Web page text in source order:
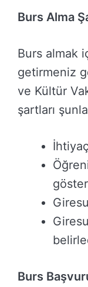
Burs Alma
Burs almak
getirmeniz
ve Kültür
şartları
Burs